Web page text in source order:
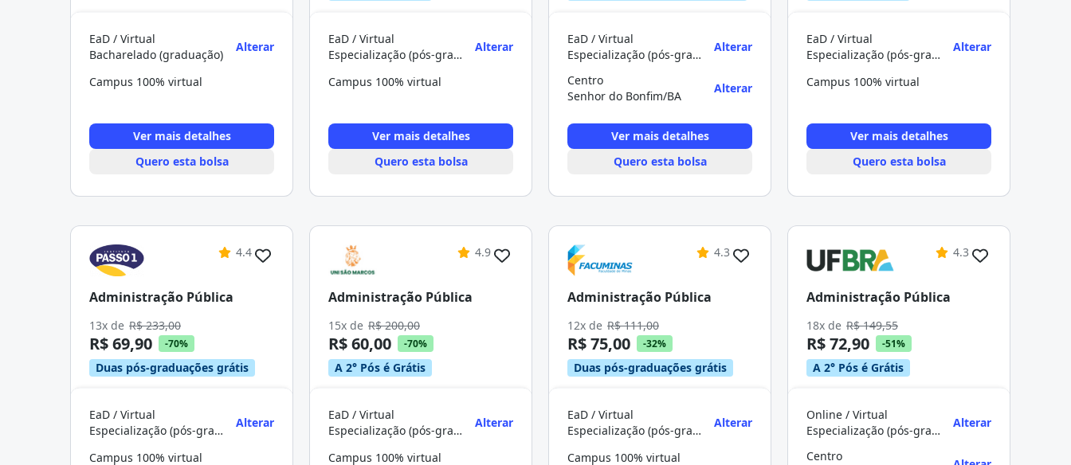
EaD / Virtual
Bacharelado (graduação)
Alterar
Campus 100% virtual
Ver mais detalhes
Quero esta bolsa
EaD / Virtual
Especialização (pós-graduação)
Alterar
Campus 100% virtual
Ver mais detalhes
Quero esta bolsa
EaD / Virtual
Especialização (pós-graduação)
Alterar
Centro
Senhor do Bonfim/BA
Alterar
Ver mais detalhes
Quero esta bolsa
EaD / Virtual
Especialização (pós-graduação)
Alterar
Campus 100% virtual
Ver mais detalhes
Quero esta bolsa
4.4
Administração Pública
13x de R$ 233,00
R$ 69,90 -70%
Duas pós-graduações grátis
EaD / Virtual
Especialização (pós-graduação)
Alterar
Campus 100% virtual
4.9
Administração Pública
15x de R$ 200,00
R$ 60,00 -70%
A 2° Pós é Grátis
EaD / Virtual
Especialização (pós-graduação)
Alterar
Campus 100% virtual
4.3
Administração Pública
12x de R$ 111,00
R$ 75,00 -32%
Duas pós-graduações grátis
EaD / Virtual
Especialização (pós-graduação)
Alterar
Campus 100% virtual
4.3
Administração Pública
18x de R$ 149,55
R$ 72,90 -51%
A 2° Pós é Grátis
Online / Virtual
Especialização (pós-graduação)
Alterar
Centro